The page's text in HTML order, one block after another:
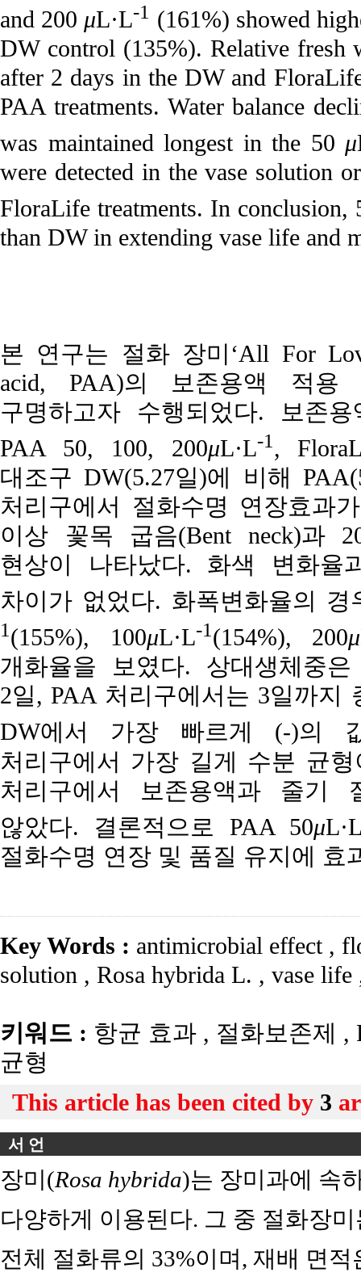
and 200 μL·L-1 (161%) showed
DW control (135%). Relative fresh
after 2 days in the DW and
PAA treatments. Water balance
was maintained longest in the 50 μ
were detected in the vase solution
FloraLife treatments. In conclusion,
than DW in extending vase life and
본 연구는 절화 장미‘All For
acid, PAA)의 보존용액 적
구명하고자 수행되었다. 보존
PAA 50, 100, 200μL·L-1 ,
대조구 DW(5.27일)에 비해
처리구에서 절화수명 연장효과
이상 꽃목 굽음(Bent neck)과
현상이 나타났다. 화색 변화
차이가 없었다. 화폭변화율의 경
1 (155%), 100μL·L-1 (154%), 200μ
개화율을 보였다. 상대생체중
2일, PAA 처리구에서는 3일까지
DW에서 가장 빠르게 (-)의
처리구에서 가장 길게 수분 균
처리구에서 보존용액과 줄기
않았다. 결론적으로 PAA 50μ
절화수명 연장 및 품질 유지에 효
Key Words : antimicrobial effect ,
solution , Rosa hybrida L. , vase life
키워드 : 항균 효과 , 절화보존제 ,
균형
This article has been cited by 3
서 언
장미(Rosa hybrida)는 장미과에 속
다양하게 이용된다. 그 중 절화장
전체 절화류의 33%이며, 재배 면